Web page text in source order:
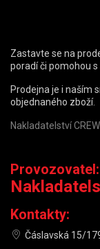
Zastavte se na
poradí či pomohou
Prodejna je i naším
objednaného zboží.
Nakladatelství
Provozovatel:
Kontakty:
Čáslavská 15/